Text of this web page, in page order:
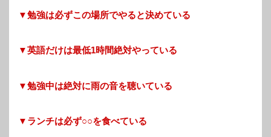
▼勉強は必ずこの場所でやると決めている
▼英語だけは最低1時間絶対やっている
▼勉強中は絶対に雨の音を聴いている
▼ランチは必ず○○を食べている